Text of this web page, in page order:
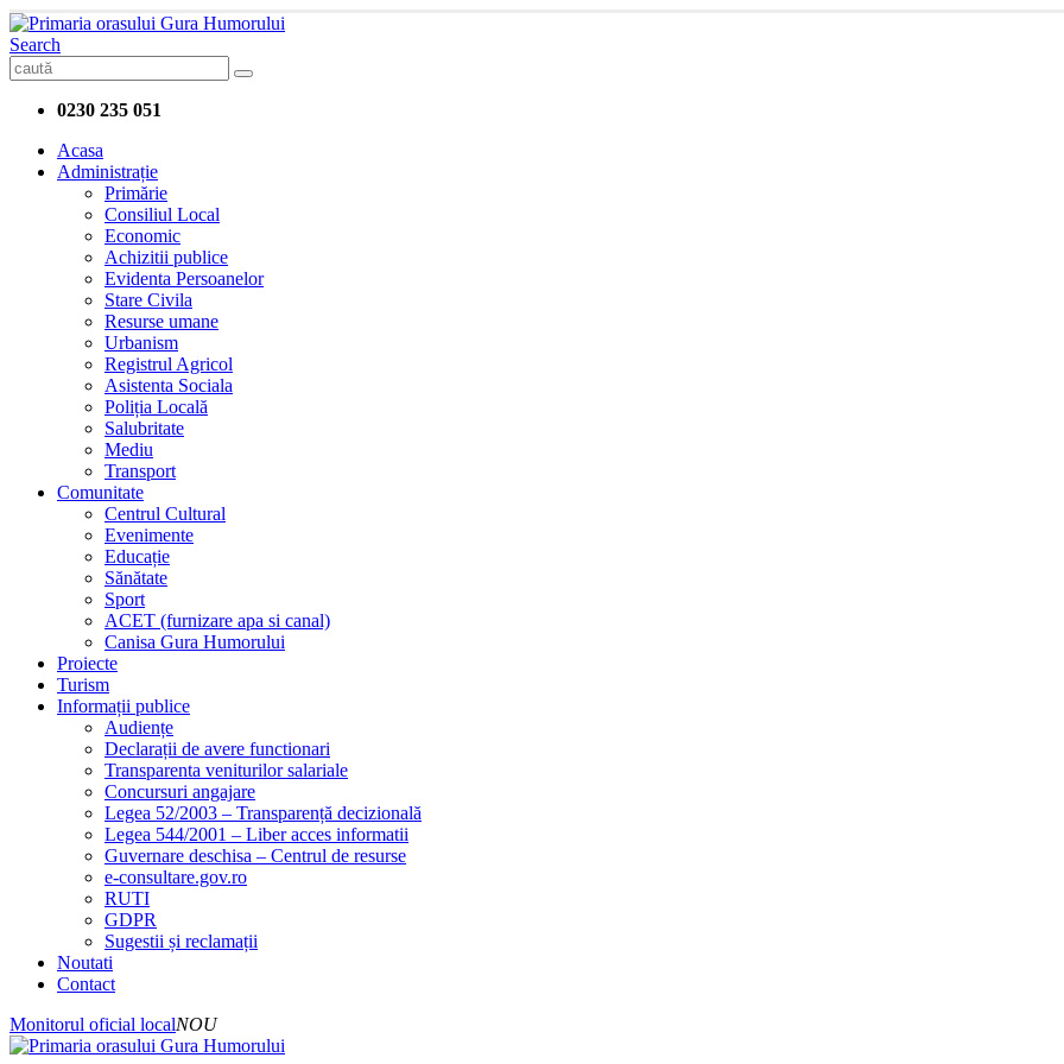
Search
0230 235 051
Acasa
Administrație
Primărie
Consiliul Local
Economic
Achizitii publice
Evidenta Persoanelor
Stare Civila
Resurse umane
Urbanism
Registrul Agricol
Asistenta Sociala
Poliția Locală
Salubritate
Mediu
Transport
Comunitate
Centrul Cultural
Evenimente
Educație
Sănătate
Sport
ACET (furnizare apa si canal)
Canisa Gura Humorului
Proiecte
Turism
Informații publice
Audiențe
Declarații de avere functionari
Transparenta veniturilor salariale
Concursuri angajare
Legea 52/2003 – Transparență decizională
Legea 544/2001 – Liber acces informatii
Guvernare deschisa – Centrul de resurse
e-consultare.gov.ro
RUTI
GDPR
Sugestii și reclamații
Noutati
Contact
Monitorul oficial localNOU